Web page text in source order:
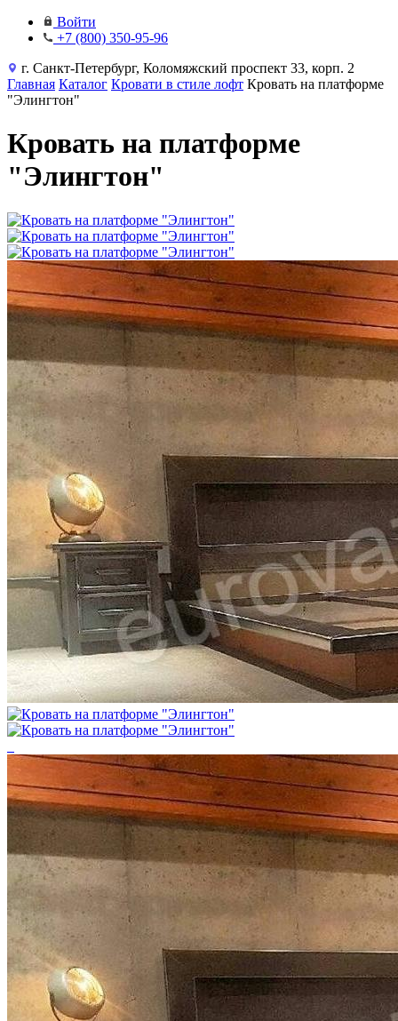
Войти
+7 (800) 350-95-96
г. Санкт-Петербург, Коломяжский проспект 33, корп. 2
Главная Каталог Кровати в стиле лофт Кровать на платформе
"Элингтон"
Кровать на платформе
"Элингтон"